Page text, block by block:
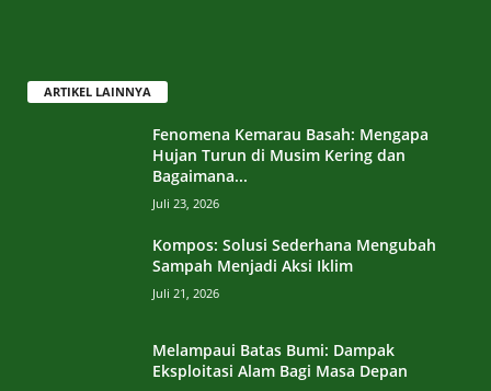
ARTIKEL LAINNYA
Fenomena Kemarau Basah: Mengapa
Hujan Turun di Musim Kering dan
Bagaimana...
Juli 23, 2026
Kompos: Solusi Sederhana Mengubah
Sampah Menjadi Aksi Iklim
Juli 21, 2026
Melampaui Batas Bumi: Dampak
Eksploitasi Alam Bagi Masa Depan